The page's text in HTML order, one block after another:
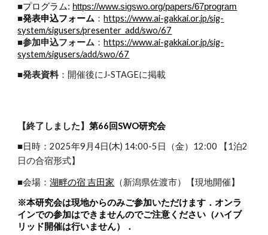
■プログラム: https://www.sigswo.org/papers/67program
■発表申込フォーム ： https://www.ai-gakkai.or.jp/sig-
system/sigusers/presenter_add/swo/67
■参加申込フォーム ：https://www.ai-gakkai.or.jp/sig-
system/sigusers/add/swo/67
■発表資料 ：開催後にJ-STAGEに掲載
【終了しました】第66 回SWO研究会
■日時：2025年9月4日(木) 14:00-5日（金）12:00
【1泊2
日の合宿形式】
■会場：湖畔の宿 吉田家 （新潟県佐渡市）【現地開催】
※本研究会は現地からのみご参加いただけます．オンラ
インでの参加はできませんのでご注意ください（ハイブ
リッド開催は行いません）．